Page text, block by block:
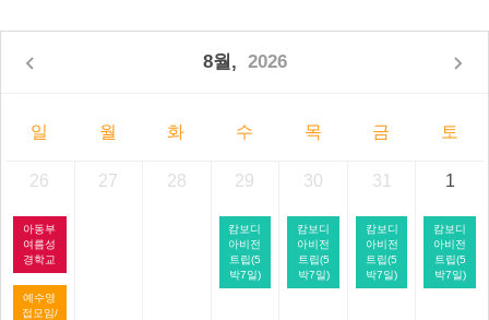
8월, 2026
일 월 화 수 목 금 토
26
아동부
여름성
경학교
예수영
접모임/
27 28 29
캄보디
아비전
트립(5
박7일)
30
캄보디
아비전
트립(5
박7일)
31
캄보디
아비전
트립(5
박7일)
1
캄보디
아비전
트립(5
박7일)